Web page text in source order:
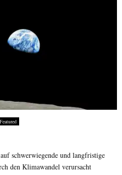
Featured
schwerwiegende und langfristige
den Klimawandel verursacht